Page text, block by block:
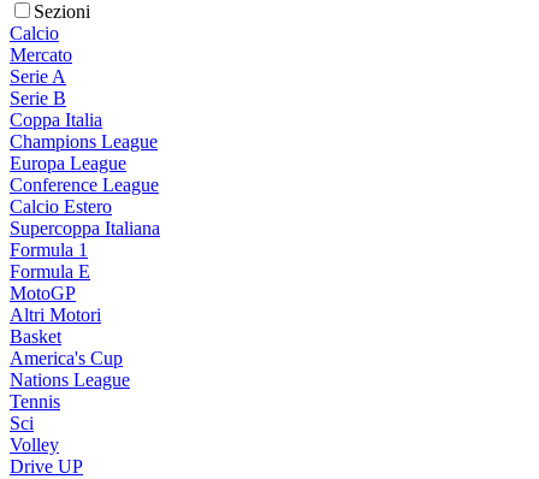
Sezioni
Calcio
Mercato
Serie A
Serie B
Coppa Italia
Champions League
Europa League
Conference League
Calcio Estero
Supercoppa Italiana
Formula 1
Formula E
MotoGP
Altri Motori
Basket
America's Cup
Nations League
Tennis
Sci
Volley
Drive UP